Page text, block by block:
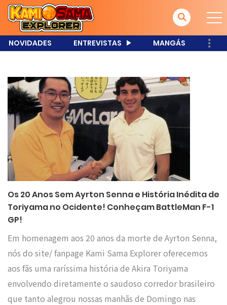
NOVIDADES ENTREVISTAS MANGÁS
Os 20 Anos Sem Ayrton Senna e História Inédita de
Toriyama no Ocidente! Conheçam BattleMan F-1
GP!
Em homenagem aos 20 anos da morte de Ayrton Senna,
nós do site/ fanpage Kami Sama Explorer oferecemos
aos fãs uma raríssima história de Akira Toriyama
envolvendo diretamente o saudoso corredor brasileiro
que tanto alegrou nossas manhãs de Domingo nas